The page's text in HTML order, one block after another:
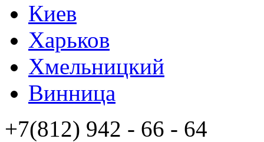
Киев
Харьков
Хмельницкий
Винница
+7(812) 942 - 66 - 64